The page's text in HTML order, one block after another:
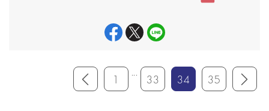
1 ... 33 34 35